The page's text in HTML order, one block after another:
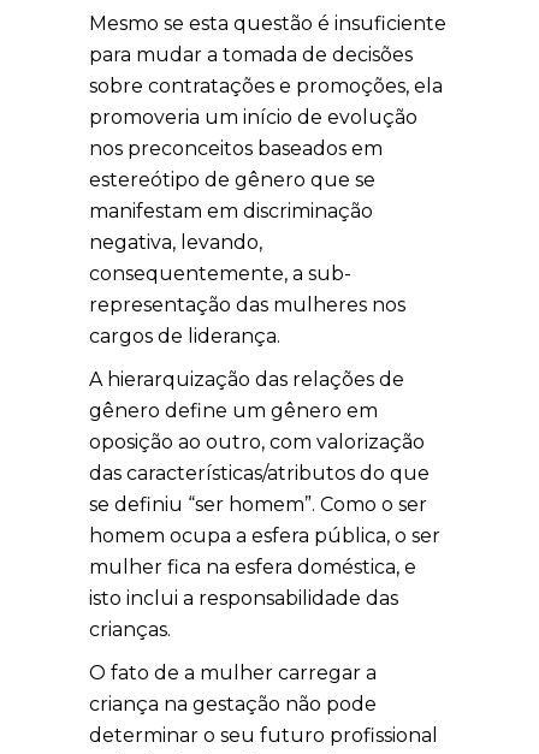
Mesmo se esta questão é insuficiente
para mudar a tomada de decisões
sobre contratações e promoções, ela
promoveria um início de evolução
nos preconceitos baseados em
estereótipo de gênero que se
manifestam em discriminação
negativa, levando,
consequentemente, a sub-
representação das mulheres nos
cargos de liderança.
A hierarquização das relações de
gênero define um gênero em
oposição ao outro, com valorização
das características/atributos do que
se definiu “ser homem”. Como o ser
homem ocupa a esfera pública, o ser
mulher fica na esfera doméstica, e
isto inclui a responsabilidade das
crianças.
O fato de a mulher carregar a
criança na gestação não pode
determinar o seu futuro profissional